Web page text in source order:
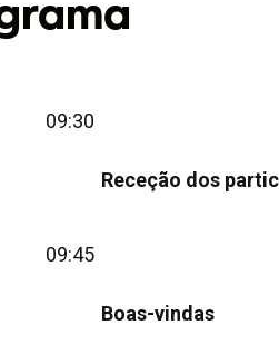
09:30
Receção dos
09:45
Boas-vindas